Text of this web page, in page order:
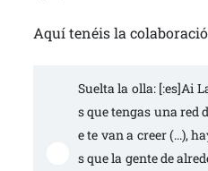
Aquí tenéis la
Suelta la olla: [:es]Ai
s que tengas una red
e te van a creer (...),
s que la gente de